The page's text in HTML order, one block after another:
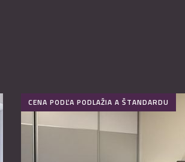
CENA PODĽA PODLAŽIA A ŠTANDARDU